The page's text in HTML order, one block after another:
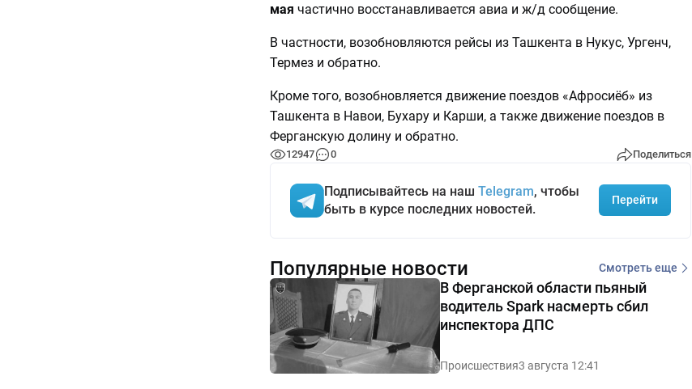
мая частично восстанавливается авиа и ж/д сообщение.
В частности, возобновляются рейсы из Ташкента в Нукус, Ургенч,
Термез и обратно.
Кроме того, возобновляется движение поездов «Афросиёб» из
Ташкента в Навои, Бухару и Карши, а также движение поездов в
Ферганскую долину и обратно.
12947 0 Поделиться
Подписывайтесь на наш Telegram, чтобы
быть в курсе последних новостей.
Перейти
Популярные новости Смотреть еще
В Ферганской области пьяный
водитель Spark насмерть сбил
инспектора ДПС
Происшествия3 августа 12:41